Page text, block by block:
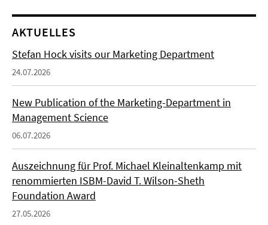
AKTUELLES
Stefan Hock visits our Marketing Department
24.07.2026
New Publication of the Marketing-Department in
Management Science
06.07.2026
Auszeichnung für Prof. Michael Kleinaltenkamp mit
renommierten ISBM-David T. Wilson-Sheth
Foundation Award
27.05.2026